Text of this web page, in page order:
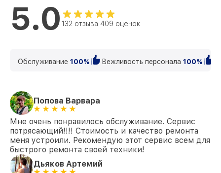
5.0 132 отзыва 409 оценок
Обслуживание 100% Вежливость персонала 100%
Попова Варвара
Мне очень понравилось обслуживание. Сервис
потрясающий!!!! Стоимость и качество ремонта
меня устроили. Рекомендую этот сервис всем для
быстрого ремонта своей техники!
Дьяков Артемий